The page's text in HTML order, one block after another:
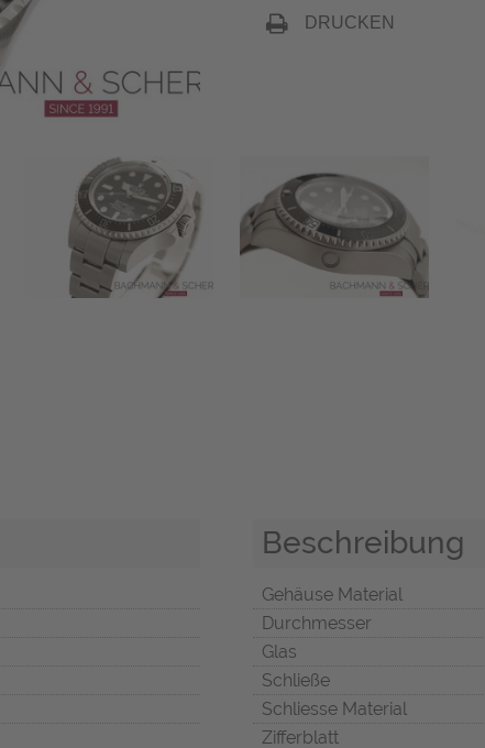
DRUCKEN
Beschreibung
Gehäuse Material
Durchmesser
Glas
Schließe
Schliesse Material
Zifferblatt